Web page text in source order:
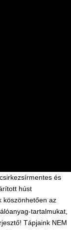
és
húst
köszönhetően az
tartalmukat,
Tápjaink NEM